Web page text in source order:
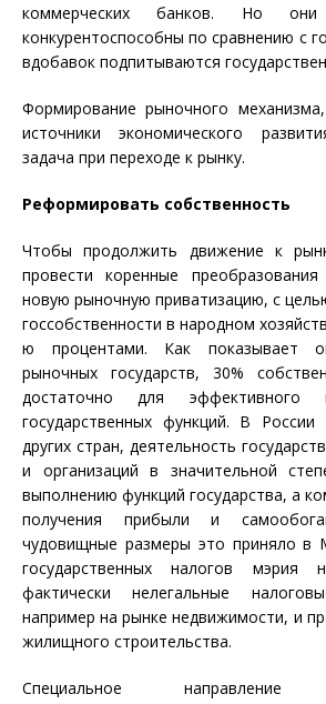
коммерческих банков. Но
конкурентоспособны по сравнению с
вдобавок подпитываются
Формирование рыночного
источники экономического
задача при переходе к рынку.
Реформировать собственность
Чтобы продолжить движение к
провести коренные
новую рыночную приватизацию, с
госсобственности в народном
ю процентами. Как показывает
рыночных государств, 30%
достаточно для эффективного
государственных функций. В
других стран, деятельность
и организаций в значительной
выполнению функций государства, а
получения прибыли и
чудовищные размеры это приняло в
государственных налогов мэрия
фактически нелегальные
например на рынке недвижимости, и
жилищного строительства.
Специальное направление